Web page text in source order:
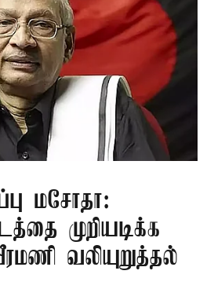
மசோதா:
முறியடிக்க
வலியுறுத்தல்